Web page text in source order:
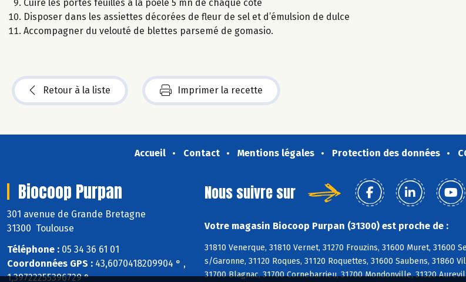
Cuire les portes feuilles à la poêle 5 mn de chaque côté
Disposer dans les assiettes décorées de fleur de sel et d’émulsion de dulce
Accompagner du velouté de blettes parsemé de gomasio.
Retour à la liste Imprimer la recette
Accueil Contact Mentions légales Protection des données
Biocoop Purpan
301 avenue de Grande Bretagne
31300 Toulouse
Téléphone : 05 34 36 61 01
Coordonnées GPS : 43,6070418209904 ° ,
1,39722255396729 °
Nous suivre sur
Votre magasin Biocoop Purpan (31300) est proche de :
31810 Venerque, 31810 Vernet, 31270 Frouzins, 31600 Muret, 31600
s/Garonne, 31120 Roques, 31120 Roquettes, 31600 Saubens, 31860
31700 Blagnac, 31700 Cornebarrieu, 31700 Mondonville, 31320